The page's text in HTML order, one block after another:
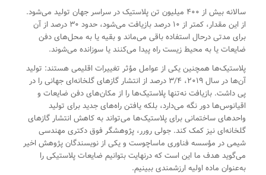
سالانه بیش از ۴۰۰ میلیون تن پلاستیک در سراسر جهان تولید می‌شود.
از این مقدار، کمتر از ۱۰ درصد بازیافت می‌شود، حدود ۳۰ درصد از آن
برای مدتی درحال استفاده باقی می‌ماند و بقیه یا به محل‌های دفن
ضایعات یا به محیط زیست راه پیدا می‌کنند یا سوزانده می‌شوند.
پلاستیک‌ها همچنین یکی از عوامل مؤثر تغییرات اقلیمی هستند: تولید
آن‌ها در سال ۲۰۱۹، ۳/۴ درصد از انتشار گازهای گلخانه‌ای جهانی را در
پی داشت. بازیافت نه‌تنها پلاستیک‌ها را از مکان‌های دفن ضایعات و
اقیانوس‌ها دور نگه می‌دارد، بلکه یافتن راه‌های جدید برای تولید
واحدهای ساختمانی برای پلاستیک‌ها می‌تواند به کاهش انتشار گازهای
گلخانه‌ای نیز کمک کند. جولی رورر، پژوهشگر فوق دکتری مهندسی
شیمی در مؤسسه فناوری ماساچوست و یکی از نویسندگان پژوهش اخیر
می‌گوید هدف ما این است که درنهایت بتوانیم ضایعات پلاستیکی را
به‌عنوان ماده اولیه ارزشمندی ببینیم.